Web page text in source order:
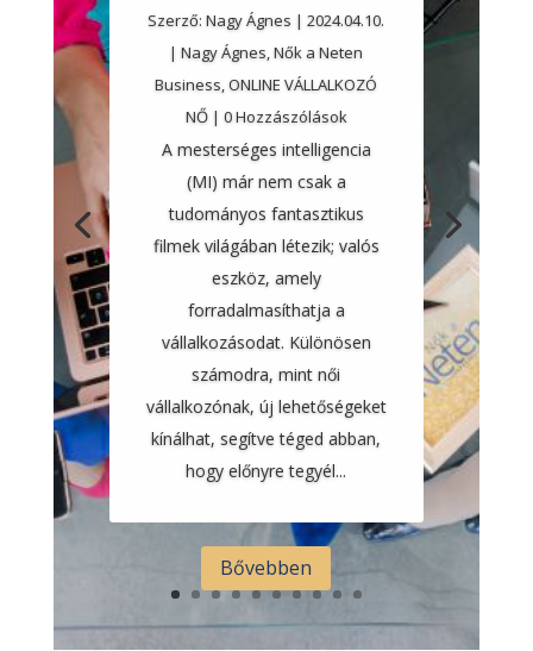
Szerző:Nagy Ágnes |2024.04.10.
|Nagy Ágnes,Nők a Neten
Business,ONLINE VÁLLALKOZÓ
NŐ| 0 Hozzászólások
A mesterséges intelligencia
(MI) már nem csak a
tudományos fantasztikus
filmek világában létezik; valós
eszköz, amely
forradalmasíthatja a
vállalkozásodat. Különösen
számodra, mint női
vállalkozónak, új lehetőségeket
kínálhat, segítve téged abban,
hogy előnyre tegyél...
Bővebben